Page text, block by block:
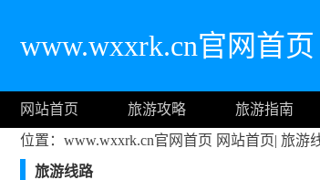
www.wxxrk.cn官网首页
网站首页 旅游攻略 旅游指南
位置：www.wxxrk.cn官网首页 网站首页| 旅游
旅游线路